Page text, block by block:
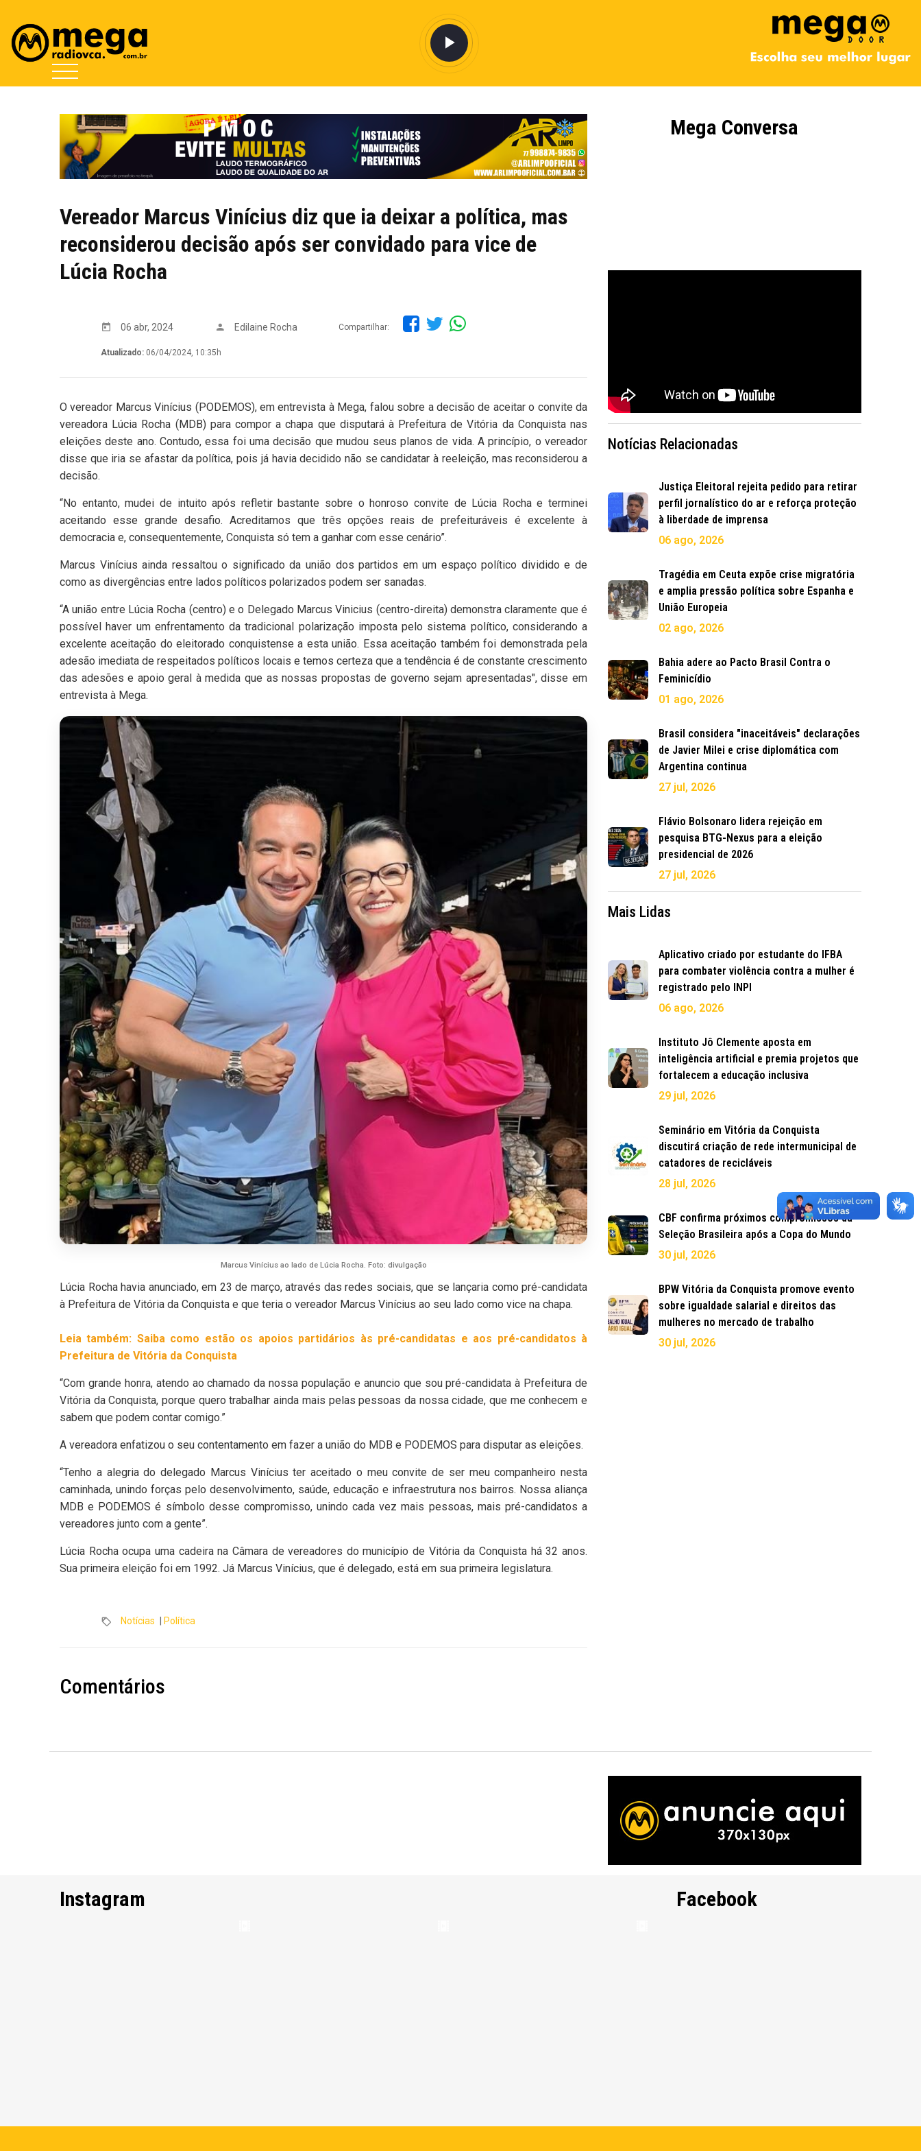
Vereador Marcus Vinícius diz que ia deixar a política, mas
reconsiderou decisão após ser convidado para vice de
Lúcia Rocha
06 abr, 2024 Edilaine Rocha Compartilhar:
Atualizado: 06/04/2024, 10:35h
O vereador Marcus Vinícius (PODEMOS), em entrevista à Mega, falou sobre a decisão de aceitar o convite da
vereadora Lúcia Rocha (MDB) para compor a chapa que disputará à Prefeitura de Vitória da Conquista nas
eleições deste ano. Contudo, essa foi uma decisão que mudou seus planos de vida. A princípio, o vereador
disse que iria se afastar da política, pois já havia decidido não se candidatar à reeleição, mas reconsiderou a
decisão.
“No entanto, mudei de intuito após refletir bastante sobre o honroso convite de Lúcia Rocha e terminei
aceitando esse grande desafio. Acreditamos que três opções reais de prefeituráveis é excelente à
democracia e, consequentemente, Conquista só tem a ganhar com esse cenário”.
Marcus Vinícius ainda ressaltou o significado da união dos partidos em um espaço político dividido e de
como as divergências entre lados políticos polarizados podem ser sanadas.
“A união entre Lúcia Rocha (centro) e o Delegado Marcus Vinicius (centro-direita) demonstra claramente que é
possível haver um enfrentamento da tradicional polarização imposta pelo sistema político, considerando a
excelente aceitação do eleitorado conquistense a esta união. Essa aceitação também foi demonstrada pela
adesão imediata de respeitados políticos locais e temos certeza que a tendência é de constante crescimento
das adesões e apoio geral à medida que as nossas propostas de governo sejam apresentadas", disse em
entrevista à Mega.
Marcus Vinícius ao lado de Lúcia Rocha. Foto: divulgação
Lúcia Rocha havia anunciado, em 23 de março, através das redes sociais, que se lançaria como pré-candidata
à Prefeitura de Vitória da Conquista e que teria o vereador Marcus Vinícius ao seu lado como vice na chapa.
Leia também: Saiba como estão os apoios partidários às pré-candidatas e aos pré-candidatos à
Prefeitura de Vitória da Conquista
“Com grande honra, atendo ao chamado da nossa população e anuncio que sou pré-candidata à Prefeitura de
Vitória da Conquista, porque quero trabalhar ainda mais pelas pessoas da nossa cidade, que me conhecem e
sabem que podem contar comigo.”
A vereadora enfatizou o seu contentamento em fazer a união do MDB e PODEMOS para disputar as eleições.
“Tenho a alegria do delegado Marcus Vinícius ter aceitado o meu convite de ser meu companheiro nesta
caminhada, unindo forças pelo desenvolvimento, saúde, educação e infraestrutura nos bairros. Nossa aliança
MDB e PODEMOS é símbolo desse compromisso, unindo cada vez mais pessoas, mais pré-candidatos a
vereadores junto com a gente”.
Lúcia Rocha ocupa uma cadeira na Câmara de vereadores do município de Vitória da Conquista há 32 anos.
Sua primeira eleição foi em 1992. Já Marcus Vinícius, que é delegado, está em sua primeira legislatura.
Notícias Política
Comentários
Mega Conversa
Notícias Relacionadas
Justiça Eleitoral rejeita pedido para retirar
perfil jornalístico do ar e reforça proteção
à liberdade de imprensa
06 ago, 2026
Tragédia em Ceuta expõe crise migratória
e amplia pressão política sobre Espanha e
União Europeia
02 ago, 2026
Bahia adere ao Pacto Brasil Contra o
Feminicídio
01 ago, 2026
Brasil considera "inaceitáveis" declarações
de Javier Milei e crise diplomática com
Argentina continua
27 jul, 2026
Flávio Bolsonaro lidera rejeição em
pesquisa BTG-Nexus para a eleição
presidencial de 2026
27 jul, 2026
Mais Lidas
Aplicativo criado por estudante do IFBA
para combater violência contra a mulher é
registrado pelo INPI
06 ago, 2026
Instituto Jô Clemente aposta em
inteligência artificial e premia projetos que
fortalecem a educação inclusiva
29 jul, 2026
Seminário em Vitória da Conquista
discutirá criação de rede intermunicipal de
catadores de recicláveis
28 jul, 2026
CBF confirma próximos compromissos da
Seleção Brasileira após a Copa do Mundo
30 jul, 2026
BPW Vitória da Conquista promove evento
sobre igualdade salarial e direitos das
mulheres no mercado de trabalho
30 jul, 2026
Instagram Facebook